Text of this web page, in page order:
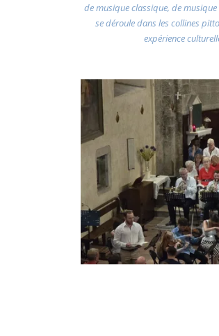
de musique classique, de
se déroule dans les collines
expérience